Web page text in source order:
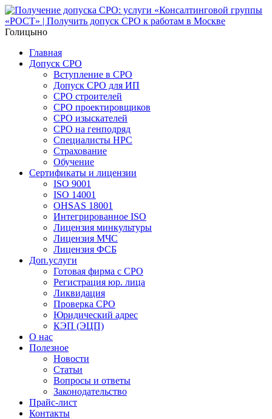
Голицыно
Главная
Допуск СРО
Вступление в СРО
Допуск СРО для ИП
СРО строителей
СРО проектировщиков
СРО изыскателей
СРО на генподряд
Специалисты НРС
Страхование
Обучение
Сертификаты и лицензии
ISO 9001
ISO 14001
OHSAS 18001
Интегрированное ISO
Лицензия минкультуры
Лицензия МЧС
Лицензия ФСБ
Доп.услуги
Готовая фирма с СРО
Регистрация юр. лица
Ликвидация
Проверка СРО
Юридический адрес
КЭП (ЭЦП)
О нас
Полезное
Новости
Статьи
Вопросы и ответы
Законодательство
Прайс-лист
Контакты